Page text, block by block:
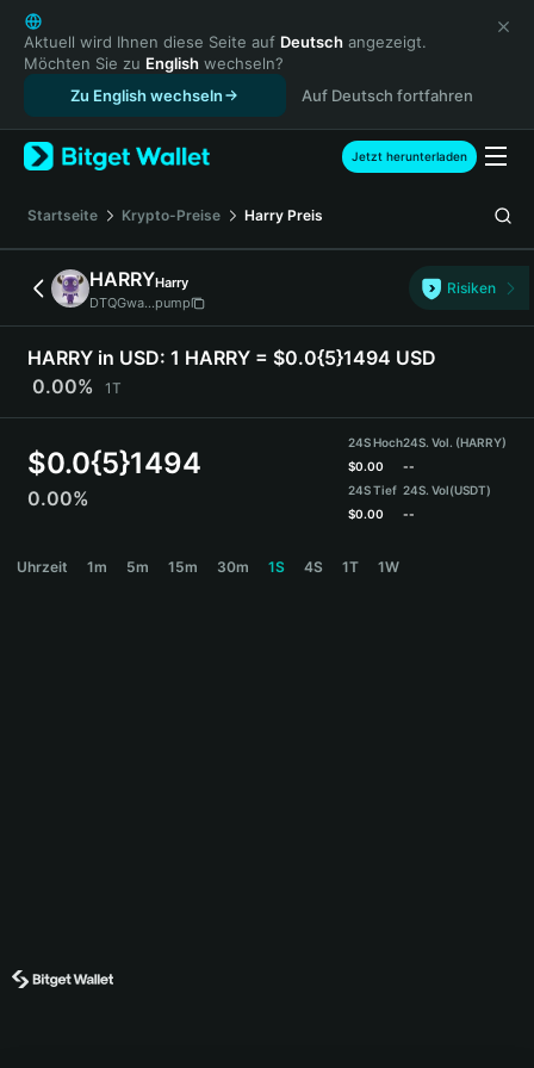
English
日本語
Tiếng Việt
Русский
Español (Latinoamérica)
Türkçe
Français
Deutsch
简体中文
繁體中文
Português (Portugal)
Bahasa Indonesia
ภาษาไทย
हिन्दी
Español
Português (Brasil)
Aktuell wird Ihnen diese Seite auf Deutsch angezeigt.
Möchten Sie zu English wechseln?
Zu English wechseln
Auf Deutsch fortfahren
Jetzt herunterladen
Startseite Krypto-Preise Harry Preis
HARRYHarry
DTQGwa...pump
Risiken
HARRY in USD: 1 HARRY = $0.0{5}1494 USD
0.00%
1T
$0.0{5}1494
0.00%
24S Hoch
$0.00
24S Tief
$0.00
24S. Vol. (HARRY)
--
24S. Vol(USDT)
--
Uhrzeit 1m 5m 15m 30m 1S 4S 1T 1W